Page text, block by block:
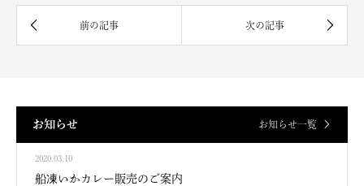
お知らせ お知らせ一覧
2020.03.10
船凍いかカレー販売のご案内